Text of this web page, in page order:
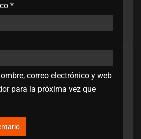
*
correo electrónico y web
para la próxima vez que